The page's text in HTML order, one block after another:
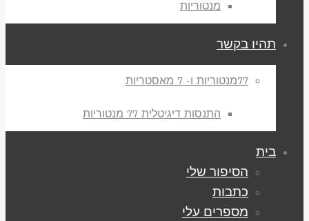
מנטוריות
תהיו בקשר
77מנטוריות ו- 7 מאסטריות
התנסות דיגיטלית 77 מנטוריות
בית
הסיפור שלי
כתבות
מספרים עלי